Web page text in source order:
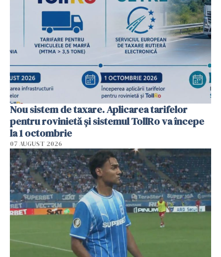
Nou sistem de taxare. Aplicarea tarifelor
pentru rovinietă şi sistemul TollRo va începe
la 1 octombrie
07 AUGUST 2026